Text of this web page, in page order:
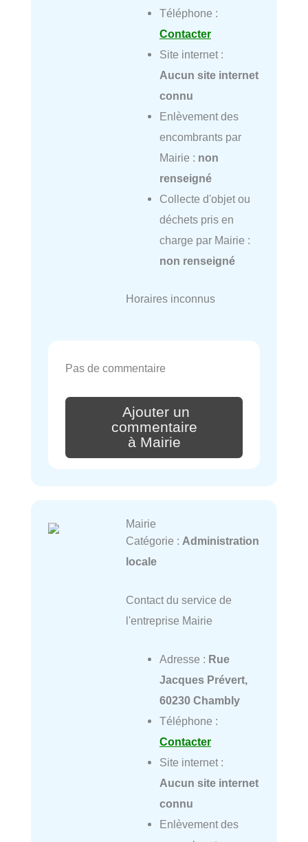
Téléphone :
Contacter
Site internet :
Aucun site internet
connu
Enlèvement des
encombrants par
Mairie : non
renseigné
Collecte d'objet ou
déchets pris en
charge par Mairie :
non renseigné
Horaires inconnus
Pas de commentaire
Ajouter un
commentaire
à Mairie
Mairie
Catégorie : Administration
locale
Contact du service de
l'entreprise Mairie
Adresse : Rue
Jacques Prévert,
60230 Chambly
Téléphone :
Contacter
Site internet :
Aucun site internet
connu
Enlèvement des